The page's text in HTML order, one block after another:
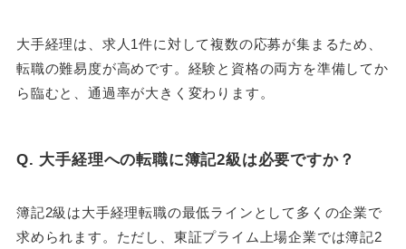
大手経理は、求人1件に対して複数の応募が集まるため、
転職の難易度が高めです。経験と資格の両方を準備してか
ら臨むと、通過率が大きく変わります。
Q. 大手経理への転職に簿記2級は必要ですか？
簿記2級は大手経理転職の最低ラインとして多くの企業で
求められます。ただし、東証プライム上場企業では簿記2